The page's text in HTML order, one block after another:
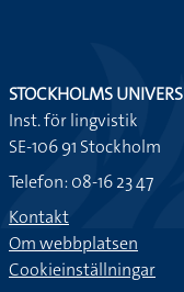
STOCKHOLMS
Inst. för lingvistik
SE-106 91 Stockholm
Telefon: 08-16 23 47
Kontakt
Om webbplatsen
Cookieinställningar